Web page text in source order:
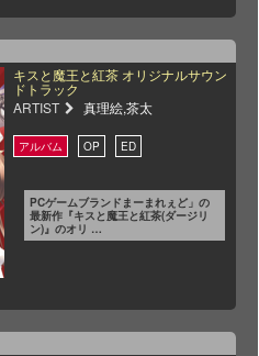
キスと魔王と紅茶 オリジナルサウン
ドトラック
ARTIST
真理絵,茶太
PCゲームブランドまーまれぇど」の
最新作『キスと魔王と紅茶(ダージリ
ン)』のオリ …